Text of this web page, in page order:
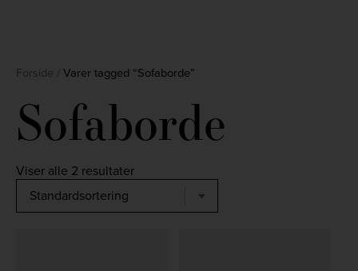
Forside Varer tagged “Sofaborde”
Sofaborde
Viser alle 2 resultater